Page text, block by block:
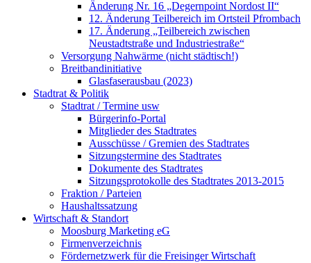
Änderung Nr. 16 „Degernpoint Nordost II“
12. Änderung Teilbereich im Ortsteil Pfrombach
17. Änderung „Teilbereich zwischen
Neustadtstraße und Industriestraße“
Versorgung Nahwärme (nicht städtisch!)
Breitbandinitiative
Glasfaserausbau (2023)
Stadtrat & Politik
Stadtrat / Termine usw
Bürgerinfo-Portal
Mitglieder des Stadtrates
Ausschüsse / Gremien des Stadtrates
Sitzungstermine des Stadtrates
Dokumente des Stadtrates
Sitzungsprotokolle des Stadtrates 2013-2015
Fraktion / Parteien
Haushaltssatzung
Wirtschaft & Standort
Moosburg Marketing eG
Firmenverzeichnis
Fördernetzwerk für die Freisinger Wirtschaft